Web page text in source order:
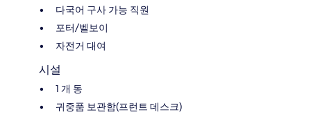
다국어 구사 가능 직원
포터/벨보이
자전거 대여
시설
1 개 동
귀중품 보관함(프런트 데스크)